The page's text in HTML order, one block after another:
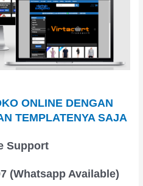
ONLINE DENGAN
TEMPLATENYA SAJA
Support
(Whatsapp Available)